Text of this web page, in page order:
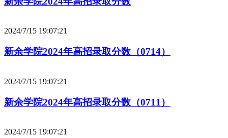
2024/7/15 19:07:21
新余学院2024年高招录取分数（0714）
2024/7/15 19:07:21
新余学院2024年高招录取分数（0711）
2024/7/15 19:07:21